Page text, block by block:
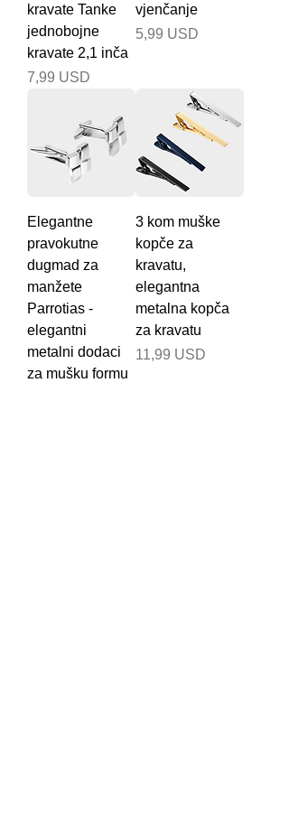
kravate Tanke
jednobojne
kravate 2,1 inča
Cijena
7,99 USD
vjenčanje
Cijena
5,99 USD
Elegantne
pravokutne
dugmad za
manžete
Parrotias -
elegantni
metalni dodaci
za mušku formu
3 kom muške
kopče za
kravatu,
elegantna
metalna kopča
za kravatu
Cijena
11,99 USD